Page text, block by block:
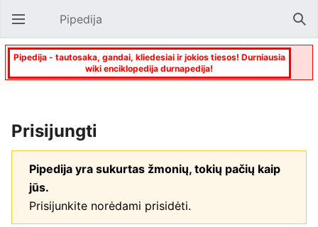
Atverti pagrindinį meniu Pipedija
Pipedija - tautosaka, gandai, kliedesiai ir jokios tiesos! Durniausia
wiki enciklopedija durnapedija!
Prisijungti
Pipedija yra sukurtas žmonių, tokių pačių kaip
jūs.
Prisijunkite norėdami prisidėti.